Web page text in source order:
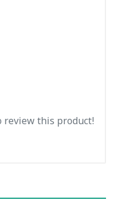
review this product!